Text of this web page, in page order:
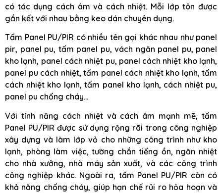
có tác dụng cách âm và cách nhiệt. Mỗi lớp tôn được
gắn kết với nhau bằng keo dán chuyên dụng.
Tấm Panel PU/PIR có nhiều tên gọi khác nhau như panel
pir, panel pu, tấm panel pu, vách ngăn panel pu, panel
kho lạnh, panel cách nhiệt pu, panel cách nhiệt kho lạnh,
panel pu cách nhiệt, tấm panel cách nhiệt kho lạnh, tấm
cách nhiệt kho lạnh, tấm panel kho lạnh, cách nhiệt pu,
panel pu chống cháy…
Với tính năng cách nhiệt và cách âm mạnh mẽ, tấm
Panel PU/PIR được sử dụng rộng rãi trong công nghiệp
xây dựng và làm lớp vỏ cho những công trình như kho
lạnh, phòng làm việc, tường chắn tiếng ồn, ngăn nhiệt
cho nhà xưởng, nhà máy sản xuất, và các công trình
công nghiệp khác. Ngoài ra, tấm Panel PU/PIR còn có
khả năng chống cháy, giúp hạn chế rủi ro hỏa hoạn và